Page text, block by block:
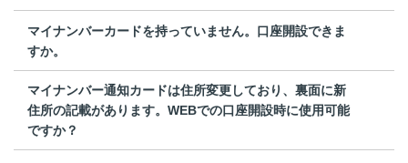
マイナンバーカードを持っていません。口座開設できま
すか。
マイナンバー通知カードは住所変更しており、裏面に新
住所の記載があります。WEBでの口座開設時に使用可能
ですか？